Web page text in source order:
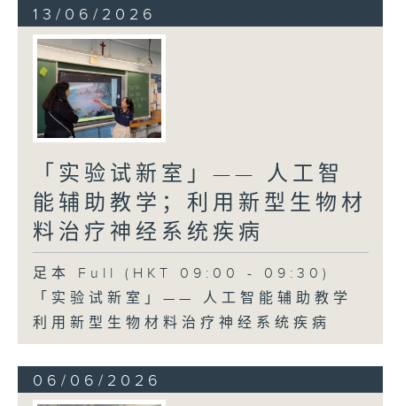
13/06/2026
「实验试新室」—— 人工智
能辅助教学；利用新型生物材
料治疗神经系统疾病
足本 Full (HKT 09:00 - 09:30)
「实验试新室」—— 人工智能辅助教学
利用新型生物材料治疗神经系统疾病
06/06/2026